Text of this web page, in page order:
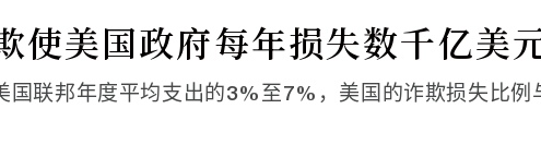
使美国政府每年损失数千亿美
国联邦年度平均支出的3%至7%，美国的诈欺损失比例